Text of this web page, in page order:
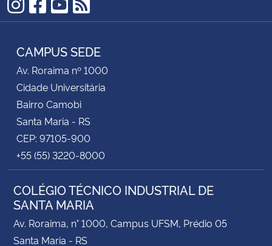
Instagram
Facebook
YouTube
RSS
CAMPUS SEDE
Av. Roraima nº 1000
Cidade Universitária
Bairro Camobi
Santa Maria - RS
CEP: 97105-900
+55 (55) 3220-8000
COLÉGIO TÉCNICO INDUSTRIAL DE
SANTA MARIA
Av. Roraima, n° 1000, Campus UFSM, Prédio 05
Santa Maria - RS